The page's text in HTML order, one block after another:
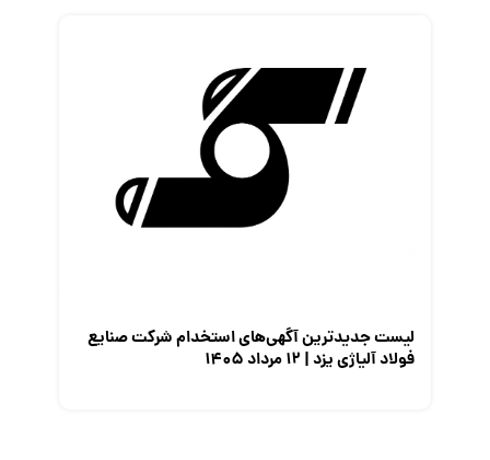
لیست جدیدترین آگهی‌های استخدام شرکت صنایع
فولاد آلیاژی یزد | ۱۲ مرداد ۱۴۰۵